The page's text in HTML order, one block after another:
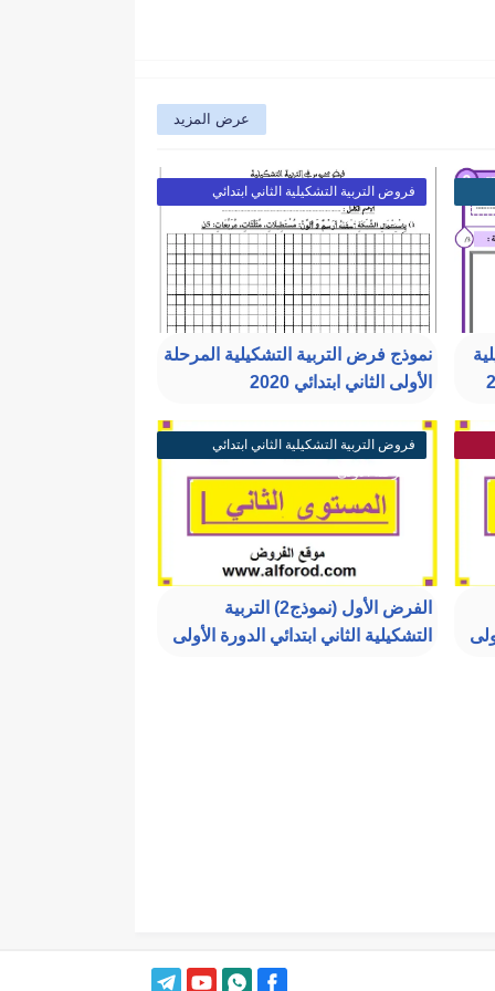
عرض المزيد
فروض التربية التشكيلية الثاني ابتدائي
المرحلة الأولى
نموذج فرض التربية التشكيلية المرحلة
الأولى الثاني ابتدائي 2020
فروض التربية التشكيلية الثاني ابتدائي
المرحلة الأولى
الفرض الأول (نموذج2) التربية
التشكيلية الثاني ابتدائي الدورة الأولى